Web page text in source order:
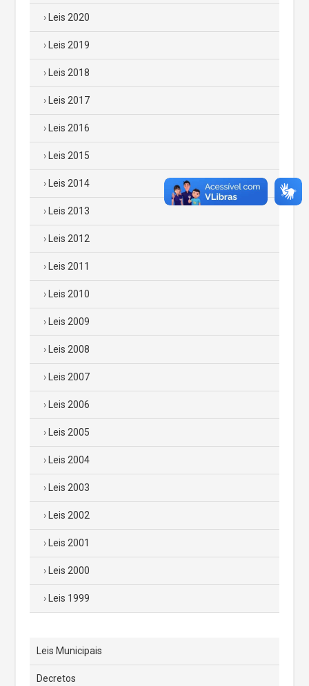
Leis 2020
Leis 2019
Leis 2018
Leis 2017
Leis 2016
Leis 2015
Leis 2014
Leis 2013
Leis 2012
Leis 2011
Leis 2010
Leis 2009
Leis 2008
Leis 2007
Leis 2006
Leis 2005
Leis 2004
Leis 2003
Leis 2002
Leis 2001
Leis 2000
Leis 1999
Leis Municipais
Decretos